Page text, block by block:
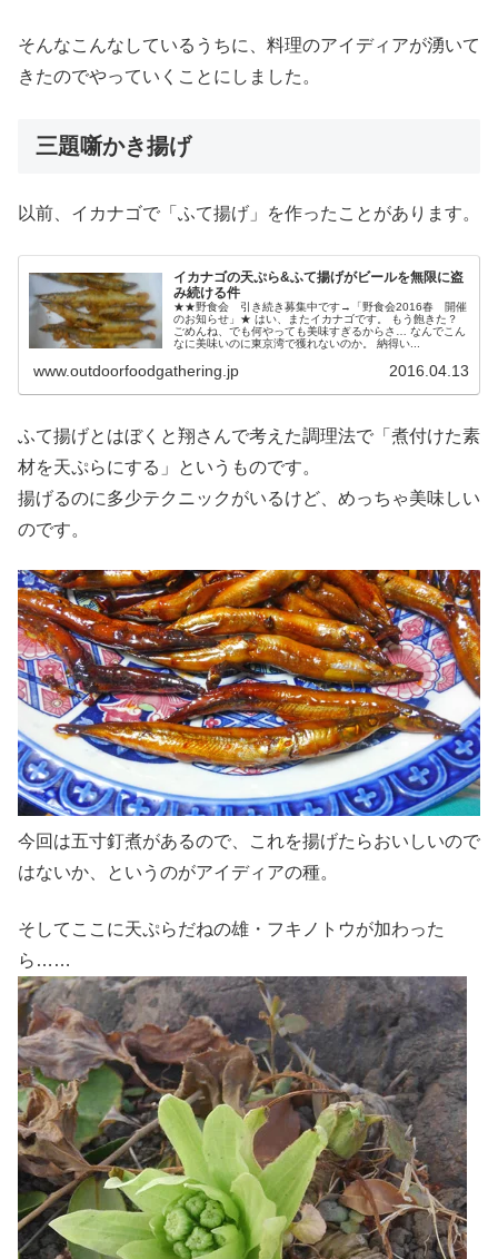
そんなこんなしているうちに、料理のアイディアが湧いて
きたのでやっていくことにしました。
三題噺かき揚げ
以前、イカナゴで「ふて揚げ」を作ったことがあります。
イカナゴの天ぷら&ふて揚げがビールを無限に盗
み続ける件
★★野食会 引き続き募集中です→「野食会2016春 開催
のお知らせ」★ はい、またイカナゴです。 もう飽きた？
ごめんね、でも何やっても美味すぎるからさ… なんでこん
なに美味いのに東京湾で獲れないのか。 納得い...
www.outdoorfoodgathering.jp 2016.04.13
ふて揚げとはぼくと翔さんで考えた調理法で「煮付けた素
材を天ぷらにする」というものです。
揚げるのに多少テクニックがいるけど、めっちゃ美味しい
のです。
今回は五寸釘煮があるので、これを揚げたらおいしいので
はないか、というのがアイディアの種。
そしてここに天ぷらだねの雄・フキノトウが加わった
ら……